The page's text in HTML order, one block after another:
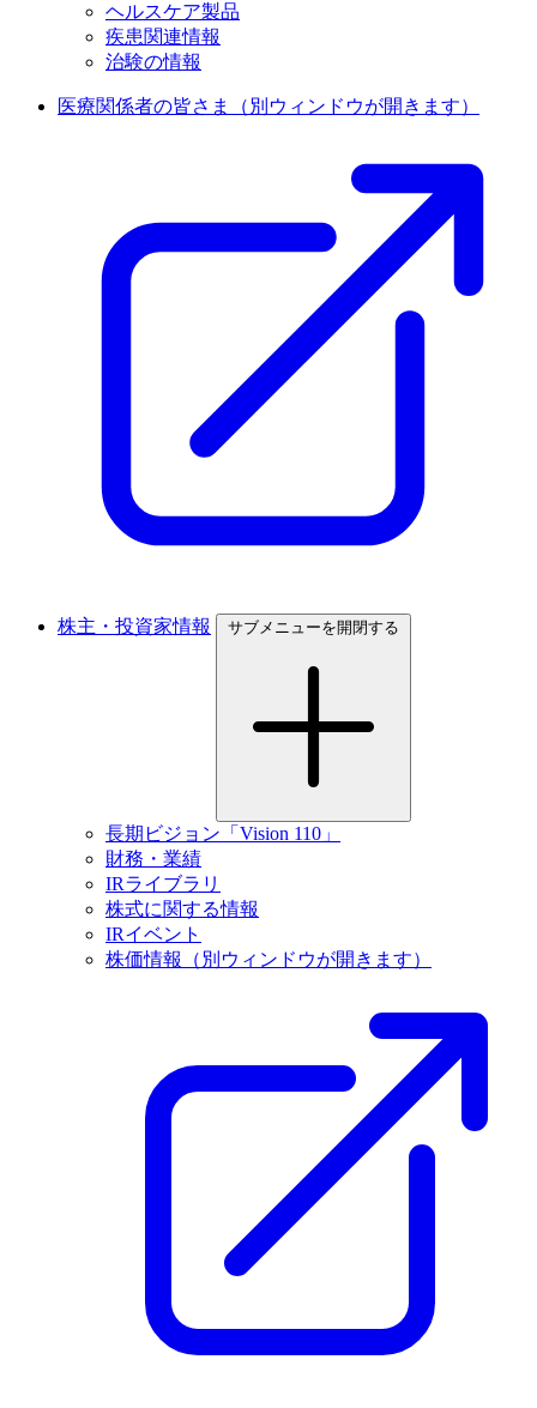
ヘルスケア製品
疾患関連情報
治験の情報
医療関係者の皆さま （別ウィンドウが開きます）
株主・投資家情報 サブメニューを開閉する
長期ビジョン「Vision 110」
財務・業績
IRライブラリ
株式に関する情報
IRイベント
株価情報
（別ウィンドウが開きます）